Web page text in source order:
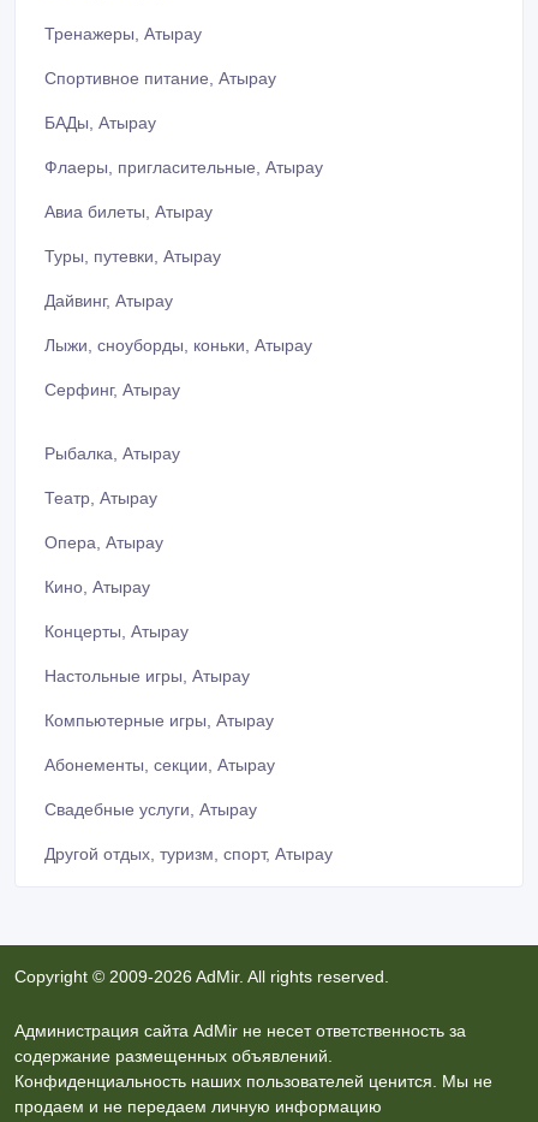
Тренажеры, Атырау
Спортивное питание, Атырау
БАДы, Атырау
Флаеры, пригласительные, Атырау
Авиа билеты, Атырау
Туры, путевки, Атырау
Дайвинг, Атырау
Лыжи, сноуборды, коньки, Атырау
Серфинг, Атырау
Рыбалка, Атырау
Театр, Атырау
Опера, Атырау
Кино, Атырау
Концерты, Атырау
Настольные игры, Атырау
Компьютерные игры, Атырау
Абонементы, секции, Атырау
Свадебные услуги, Атырау
Другой отдых, туризм, спорт, Атырау
Copyright © 2009-2026 AdMir. All rights reserved.
Администрация сайта AdMir не несет ответственность за
содержание размещенных объявлений.
Конфиденциальность наших пользователей ценится. Мы не
продаем и не передаем личную информацию